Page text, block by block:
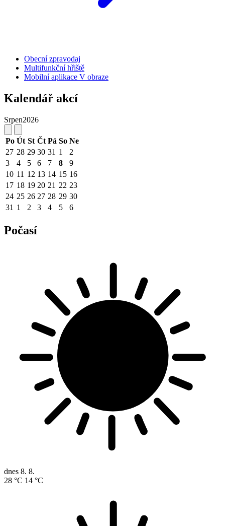
Obecní zpravodaj
Multifunkční hřiště
Mobilní aplikace V obraze
Kalendář akcí
Srpen2026
Po Út St Čt Pá So Ne
27 28 29 30 31 1
2
3
4 5 6 7 8
9
10 11 12 13 14 15 16
17 18 19 20 21 22 23
24 25 26 27 28 29 30
31 1 2 3 4 5 6
Počasí
dnes 8. 8.
28 °C 14 °C